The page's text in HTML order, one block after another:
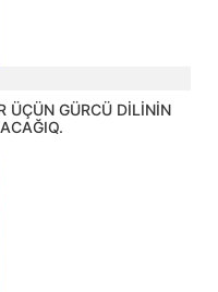
ÜÇÜN GÜRCÜ DİLİNİN